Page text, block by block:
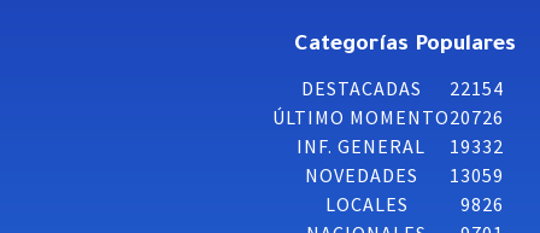
Categorías Populares
DESTACADAS
22154
ÚLTIMO MOMENTO20726
INF. GENERAL
19332
NOVEDADES
13059
LOCALES
9826